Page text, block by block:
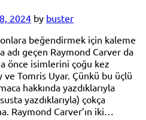
2024 by buster
beğendirmek için kaleme
adı geçen Raymond Carver da
önce isimlerini çoğu kez
Tomris Uyar. Çünkü bu üçlü
hakkında yazdıklarıyla
yazdıklarıyla) çokça
Raymond Carver’ın iki…